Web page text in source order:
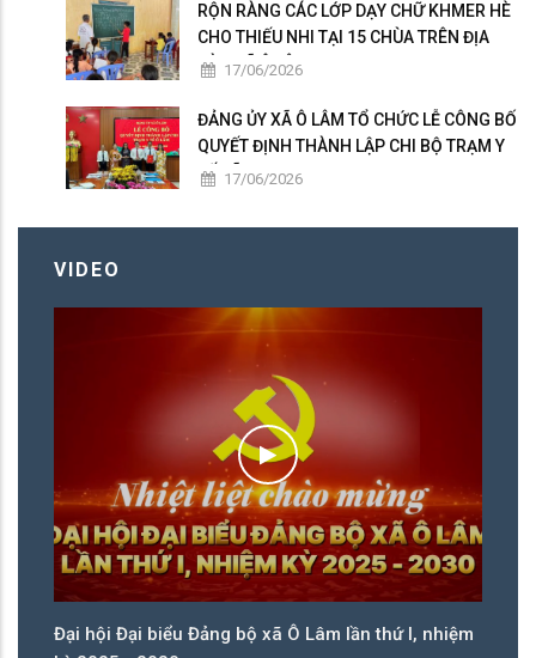
RỘN RÀNG CÁC LỚP DẠY CHỮ KHMER HÈ
CHO THIẾU NHI TẠI 15 CHÙA TRÊN ĐỊA
BÀN XÃ Ô LÂM
17/06/2026
ĐẢNG ỦY XÃ Ô LÂM TỔ CHỨC LỄ CÔNG BỐ
QUYẾT ĐỊNH THÀNH LẬP CHI BỘ TRẠM Y
TẾ XÃ17/06/2026
VIDEO
Đại hội Đại biểu Đảng bộ xã Ô Lâm lần thứ I, nhiệm